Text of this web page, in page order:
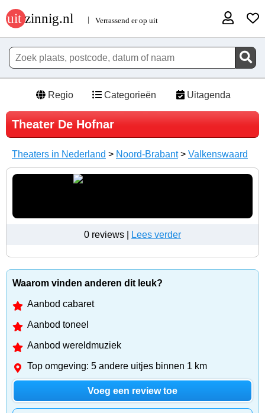
Regio Categorieën Uitagenda
Theater De Hofnar
Theaters in Nederland > Noord-Brabant> Valkenswaard
0 reviews | Lees verder
Waarom vinden anderen dit leuk?
Aanbod cabaret
Aanbod toneel
Aanbod wereldmuziek
Top omgeving: 5 andere uitjes binnen 1 km
Voeg een review toe